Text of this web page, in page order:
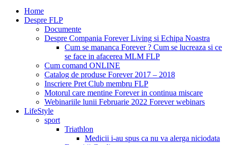
Home
Despre FLP
Documente
Despre Compania Forever Living si Echipa Noastra
Cum se mananca Forever ? Cum se lucreaza si ce
se face in afacerea MLM FLP
Cum comand ONLINE
Catalog de produse Forever 2017 – 2018
Inscriere Pret Club membru FLP
Motorul care mentine Forever in continua miscare
Webinariile lunii Februarie 2022 Forever webinars
LifeStyle
sport
Triathlon
Medicii i-au spus ca nu va alerga niciodata